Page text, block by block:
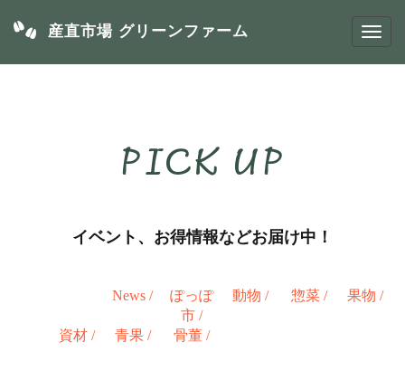
産直市場 グリーンファーム
PICK UP
イベント、お得情報などお届け中！
News /
ぽっぽ
市 /
動物 / 惣菜 / 果物 /
資材 / 青果 / 骨董 /